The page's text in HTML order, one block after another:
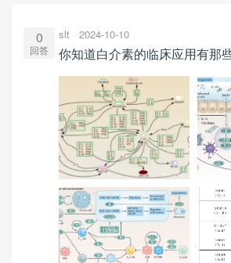
0
回答
slt 2024-10-10
你知道白介素的临床应用有那